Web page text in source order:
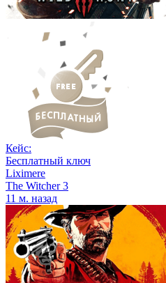
Кейс:
Бесплатный ключ
Liximere
The Witcher 3
11 м. назад